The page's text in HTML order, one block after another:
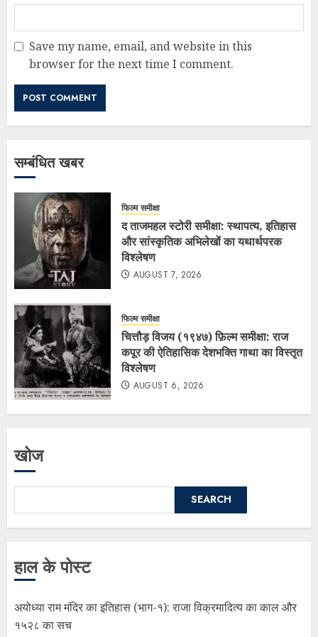
Save my name, email, and website in this
browser for the next time I comment.
सम्बंधित खबर
फिल्म समीक्षा
द ताजमहल स्टोरी समीक्षा: स्थापत्य, इतिहास
और सांस्कृतिक अभिलेखों का यथार्थपरक
विश्लेषण
AUGUST 7, 2026
फिल्म समीक्षा
चित्तौड़ विजय (१९४७) फ़िल्म समीक्षा: राज
कपूर की ऐतिहासिक देशभक्ति गाथा का विस्तृत
विश्लेषण
AUGUST 6, 2026
खोज
SEARCH
हाल के पोस्ट
अयोध्या राम मंदिर का इतिहास (भाग-१): राजा विक्रमादित्य का काल और
१५२८ का सच